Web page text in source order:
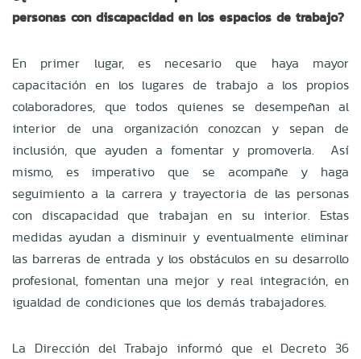
personas con discapacidad en los espacios de trabajo?
En primer lugar, es necesario que haya mayor
capacitación en los lugares de trabajo a los propios
colaboradores, que todos quienes se desempeñan al
interior de una organización conozcan y sepan de
inclusión, que ayuden a fomentar y promoverla. Así
mismo, es imperativo que se acompañe y haga
seguimiento a la carrera y trayectoria de las personas
con discapacidad que trabajan en su interior. Estas
medidas ayudan a disminuir y eventualmente eliminar
las barreras de entrada y los obstáculos en su desarrollo
profesional, fomentan una mejor y real integración, en
igualdad de condiciones que los demás trabajadores.
La Dirección del Trabajo informó que el Decreto 36